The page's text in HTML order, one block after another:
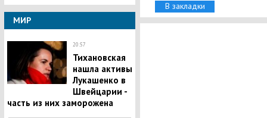
МИР
20:57
Тихановская
нашла активы
Лукашенко в
Швейцарии -
часть из них заморожена
В закладки